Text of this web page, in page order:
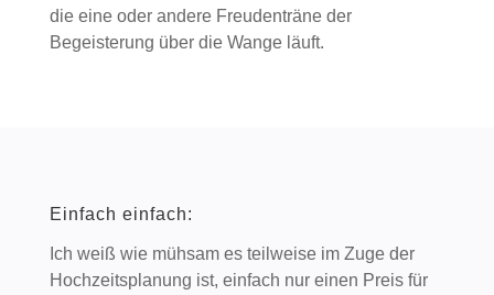
die eine oder andere Freudenträne der
Begeisterung über die Wange läuft.
Einfach einfach:
Ich weiß wie mühsam es teilweise im Zuge der
Hochzeitsplanung ist, einfach nur einen Preis für